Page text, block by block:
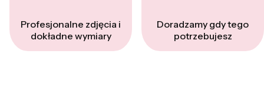
Profesjonalne zdjęcia i
dokładne wymiary
Doradzamy gdy tego
potrzebujesz